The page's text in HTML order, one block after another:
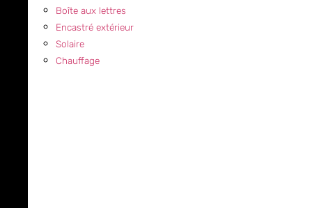
Boîte aux lettres
Encastré extérieur
Solaire
Chauffage